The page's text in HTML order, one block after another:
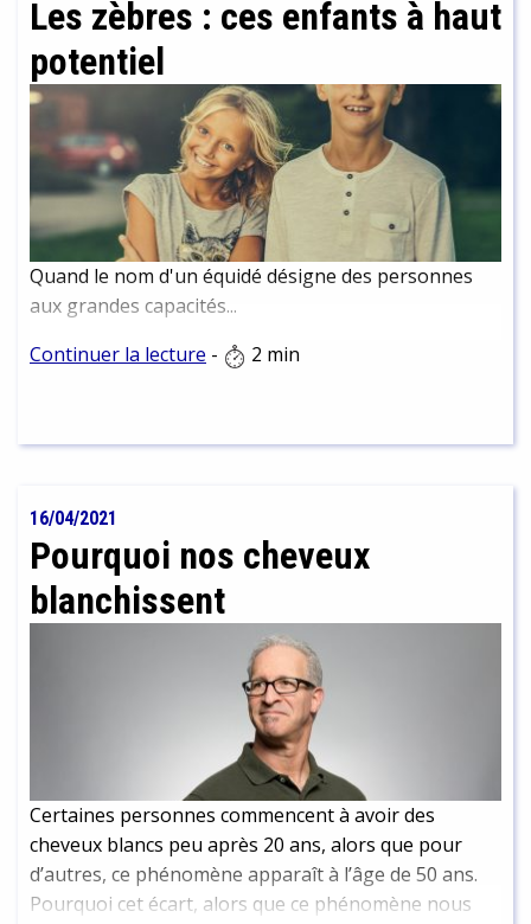
Les zèbres : ces enfants à haut
potentiel
Quand le nom d'un équidé désigne des personnes
aux grandes capacités...
Continuer la lecture - 2 min
16/04/2021
Pourquoi nos cheveux
blanchissent
Certaines personnes commencent à avoir des
cheveux blancs peu après 20 ans, alors que pour
d’autres, ce phénomène apparaît à l’âge de 50 ans.
Pourquoi cet écart, alors que ce phénomène nous